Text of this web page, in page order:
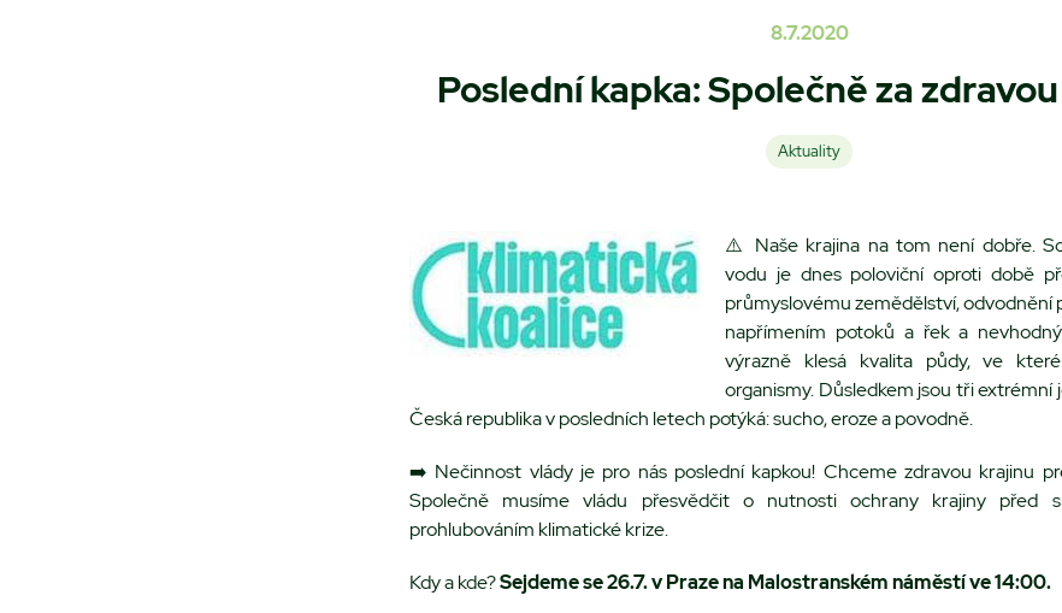
8.7.2020
Poslední kapka: Společně za
Aktuality
⚠️ Naše krajina na tom není dobře.
vodu je dnes poloviční oproti době
průmyslovému zemědělství, odvodnění
napřímením potoků a řek a
výrazně klesá kvalita půdy, ve
organismy. Důsledkem jsou tři extrémní
Česká republika v posledních letech potýká: sucho, eroze a povodně.
➡️ Nečinnost vlády je pro nás poslední kapkou! Chceme zdravou krajinu
Společně musíme vládu přesvědčit o nutnosti ochrany krajiny před
prohlubováním klimatické krize.
Kdy a kde?Sejdeme se 26.7. v Praze na Malostranském náměstí ve 14:00.